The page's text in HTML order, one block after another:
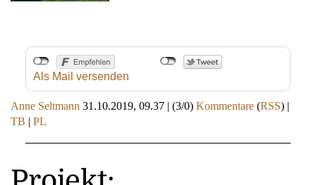
Als Mail versenden
Anne Seltmann 31.10.2019, 09.37 | (3/0) Kommentare (RSS) |
TB | PL